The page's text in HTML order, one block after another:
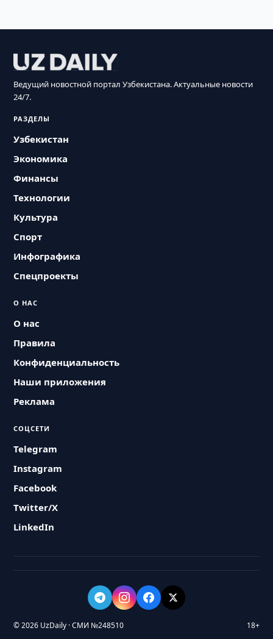
Ведущий новостной портал Узбекистана. Актуальные новости
24/7.
РАЗДЕЛЫ
Узбекистан
Экономика
Финансы
Технологии
Культура
Спорт
Инфографика
Спецпроекты
О НАС
О нас
Правила
Конфиденциальность
Наши приложения
Реклама
СОЦСЕТИ
Telegram
Instagram
Facebook
Twitter/X
LinkedIn
© 2026 UzDaily · СМИ №248510 18+